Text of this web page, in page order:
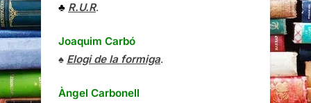
♣ R.U.R.
Joaquim Carbó
♠ Elogi de la formiga.
Àngel Carbonell